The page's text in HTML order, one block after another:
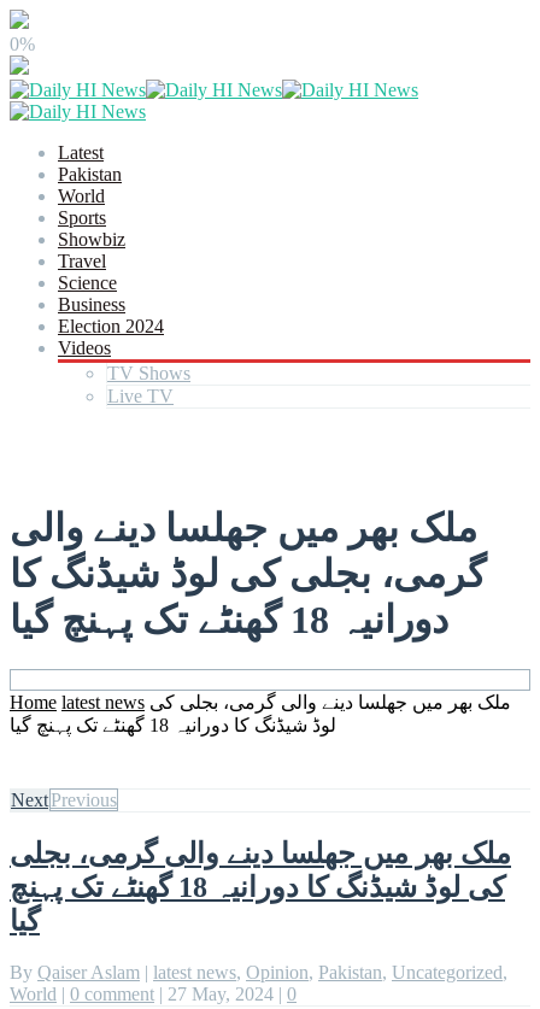
0%
Latest
Pakistan
World
Sports
Showbiz
Travel
Science
Business
Election 2024
Videos
TV Shows
Live TV
ملک بھر میں جھلسا دینے والی
گرمی، بجلی کی لوڈ شیڈنگ کا
دورانیہ 18 گھنٹے تک پہنچ گیا
Home latest news ملک بھر میں جھلسا دینے والی گرمی، بجلی کی
لوڈ شیڈنگ کا دورانیہ 18 گھنٹے تک پہنچ گیا
NextPrevious
ملک بھر میں جھلسا دینے والی گرمی، بجلی
کی لوڈ شیڈنگ کا دورانیہ 18 گھنٹے تک پہنچ
گیا
By Qaiser Aslam | latest news, Opinion, Pakistan, Uncategorized,
World | 0 comment | 27 May, 2024 | 0